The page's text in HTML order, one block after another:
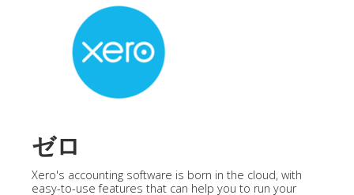
ゼロ
Xero's accounting software is born in the cloud, with
easy-to-use features that can help you to run your